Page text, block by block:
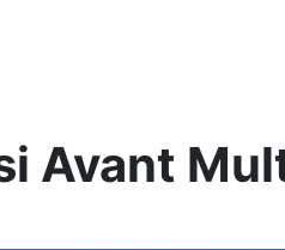
Avant